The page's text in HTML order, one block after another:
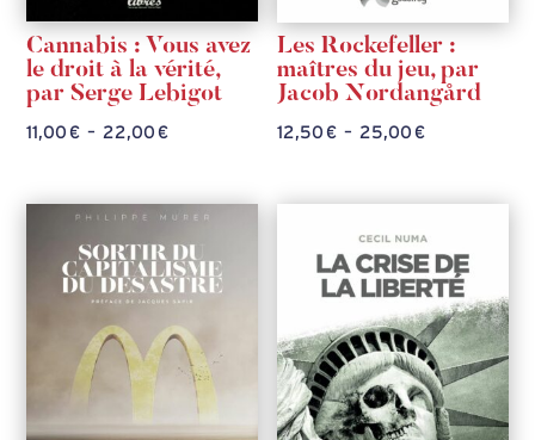
Cannabis : Vous avez
le droit à la vérité,
par Serge Lebigot
11,00€ – 22,00€Plage
11,00 €
à
22,00 €
Les Rockefeller :
maîtres du jeu, par
Jacob Nordangård
12,50€ – 25,00€Plage
à
25,00 €